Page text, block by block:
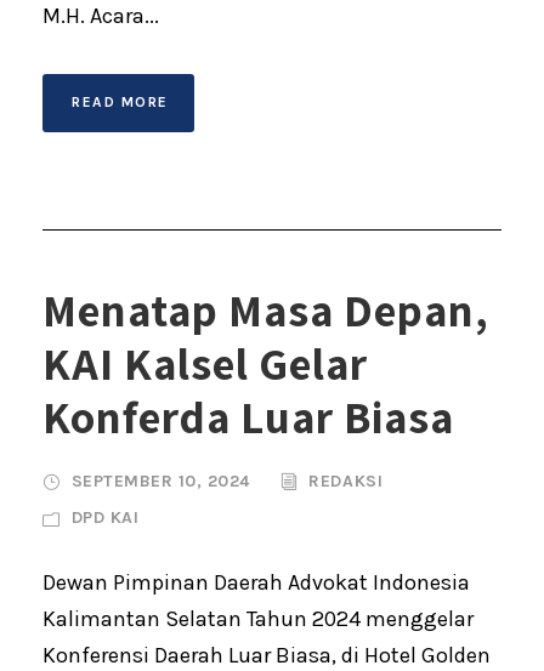
M.H. Acara...
READ MORE
Menatap Masa Depan,
KAI Kalsel Gelar
Konferda Luar Biasa
SEPTEMBER 10, 2024
REDAKSI
DPD KAI
Dewan Pimpinan Daerah Advokat Indonesia
Kalimantan Selatan Tahun 2024 menggelar
Konferensi Daerah Luar Biasa, di Hotel Golden